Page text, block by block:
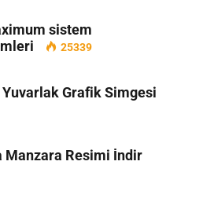
sistem
25339
Grafik Simgesi
Manzara Resimi İndir